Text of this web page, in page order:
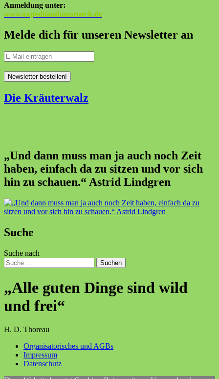
Anmeldung unter:
www.expeditionhunsrueck.de
Melde dich für unseren Newsletter an
Die Kräuterwalz
„Und dann muss man ja auch noch Zeit
haben, einfach da zu sitzen und vor sich
hin zu schauen.“ Astrid Lindgren
Suche
Suche nach
Suchen
„Alle guten Dinge sind wild
und frei“
H. D. Thoreau
Organisatorisches und AGBs
Impressum
Datenschutz